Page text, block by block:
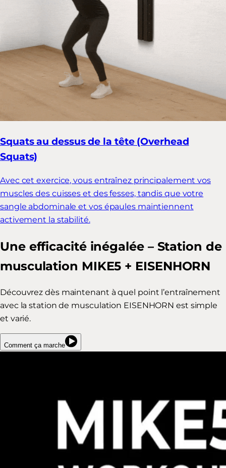
Squats au dessus de la tête (Overhead
Squats)
Avec cet exercice, vous entraînez principalement vos
muscles des cuisses et des fesses, tandis que votre
sangle abdominale et vos épaules maintiennent
activement la stabilité.
Une efficacité inégalée – Station de
musculation MIKE5 + EISENHORN
Découvrez dès maintenant à quel point l’entraînement
avec la station de musculation EISENHORN est simple
et varié.
Comment ça marche